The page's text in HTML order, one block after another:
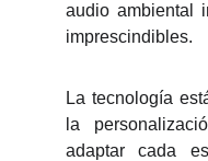
audio ambiental
imprescindibles.
La tecnología
la
adaptar cada